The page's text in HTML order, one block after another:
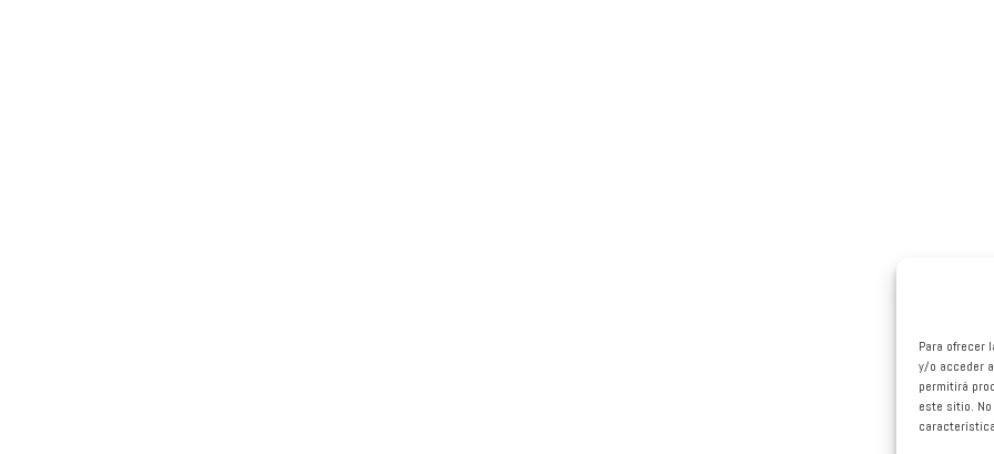
Para ofrecer
y/o acceder
permitirá
este sitio.